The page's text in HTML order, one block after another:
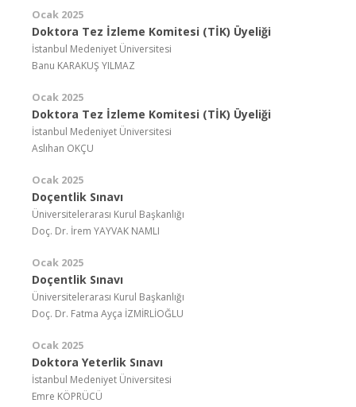
Ocak 2025
Doktora Tez İzleme Komitesi (TİK) Üyeliği
İstanbul Medeniyet Üniversitesi
Banu KARAKUŞ YILMAZ
Ocak 2025
Doktora Tez İzleme Komitesi (TİK) Üyeliği
İstanbul Medeniyet Üniversitesi
Aslıhan OKÇU
Ocak 2025
Doçentlik Sınavı
Üniversitelerarası Kurul Başkanlığı
Doç. Dr. İrem YAYVAK NAMLI
Ocak 2025
Doçentlik Sınavı
Üniversitelerarası Kurul Başkanlığı
Doç. Dr. Fatma Ayça İZMİRLİOĞLU
Ocak 2025
Doktora Yeterlik Sınavı
İstanbul Medeniyet Üniversitesi
Emre KÖPRÜCÜ